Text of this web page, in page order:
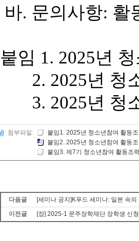
바. 문의사항: 활
붙임 1. 2025년
2. 2025년 청
3. 2025년 청
첨부파일:
붙임1. 2025년 청소년참여 활동
붙임2. 2025년 청소년참여 활동
붙임3. 제7기 청소년참여 활동조
다음글
[세미나 공지]K푸드 세미나: 일본 속
이전글
[장] 2025-1 문주장학재단 장학생 신